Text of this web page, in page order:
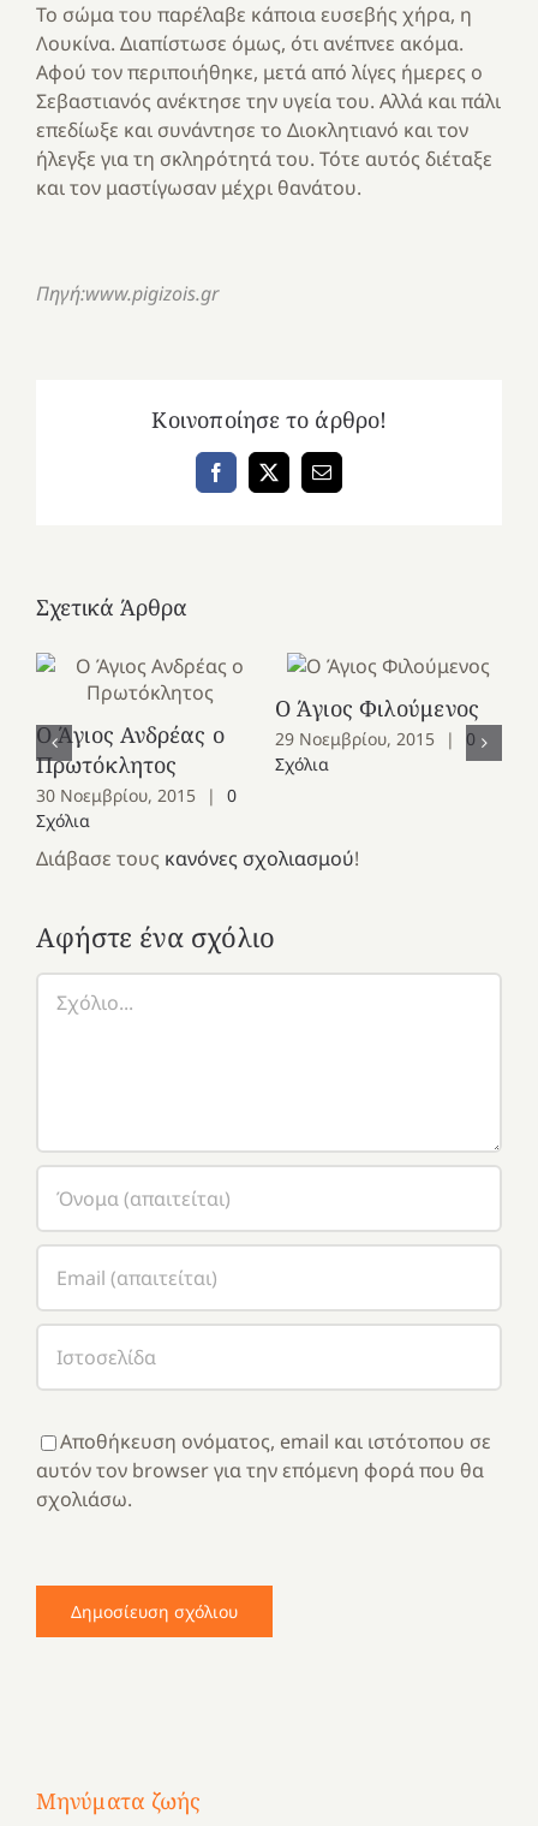
Το σώμα του παρέλαβε κάποια ευσεβής χήρα, η
Λουκίνα. Διαπίστωσε όμως, ότι ανέπνεε ακόμα.
Αφού τον περιποιήθηκε, μετά από λίγες ήμερες ο
Σεβαστιανός ανέκτησε την υγεία του. Αλλά και πάλι
επεδίωξε και συνάντησε το Διοκλητιανό και τον
ήλεγξε για τη σκληρότητά του. Τότε αυτός διέταξε
και τον μαστίγωσαν μέχρι θανάτου.
Πηγή:www.pigizois.gr
Κοινοποίησε το άρθρο!
Facebook
X Email
Σχετικά Άρθρα
Ο Άγιος Ανδρέας ο
Πρωτόκλητος
30 Νοεμβρίου, 2015 |
0
Σχόλια
Ο Άγιος Φιλούμενος
29 Νοεμβρίου, 2015 |
0
Σχόλια
Διάβασε τους κανόνες σχολιασμού!
Αφήστε ένα σχόλιο
Αποθήκευση ονόματος, email και ιστότοπου σε
αυτόν τον browser για την επόμενη φορά που θα
σχολιάσω.
Μηνύματα ζωής